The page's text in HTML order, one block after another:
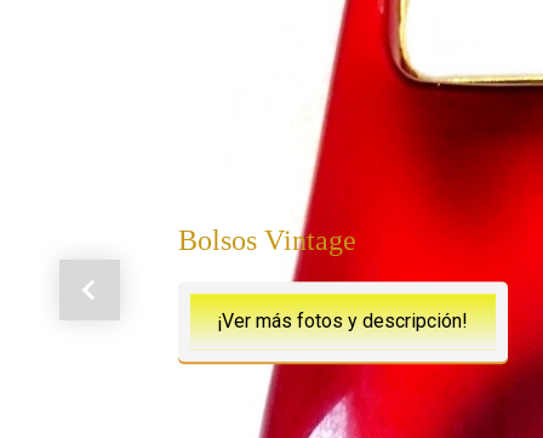
Bolsos Vintage
¡Ver más fotos y descripción!
Anterior